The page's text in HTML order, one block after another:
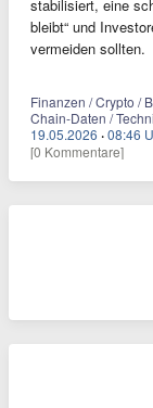
stabilisiert, eine
bleibt“ und
vermeiden sollten.
Finanzen / Crypto /
Chain-Daten /
19.05.2026 ·08:46
[0 Kommentare]